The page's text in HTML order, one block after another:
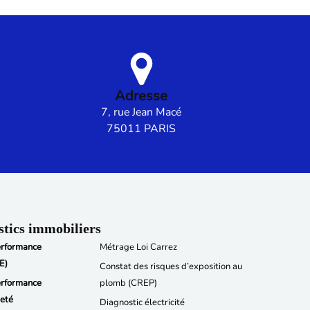
Adresse
7, rue Jean Macé
75011 PARIS
immobiliers
Métrage Loi Carrez
Constat des risques d’exposition au
plomb (CREP)
Diagnostic électricité